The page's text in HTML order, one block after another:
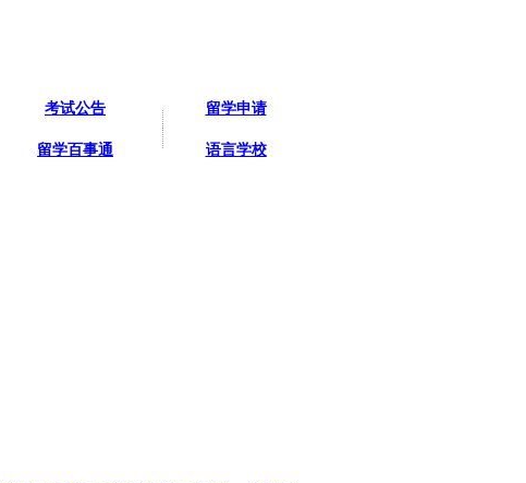
考试公告 留学申请
留学百事通 语言学校